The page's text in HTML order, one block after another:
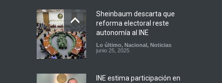
Sheinbaum descarta que
reforma electoral reste
autonomía al INE
Lo último, Nacional , Noticias
junio 25, 2025
INE estima participación en